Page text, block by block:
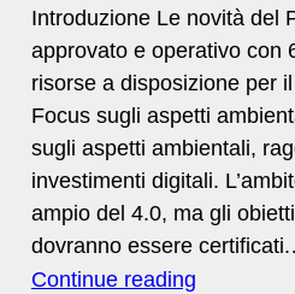
Introduzione Le novità del
approvato e operativo con
risorse a disposizione per
Focus sugli aspetti
sugli aspetti ambientali,
investimenti digitali.
ampio del 4.0, ma gli
dovranno essere
Continue reading